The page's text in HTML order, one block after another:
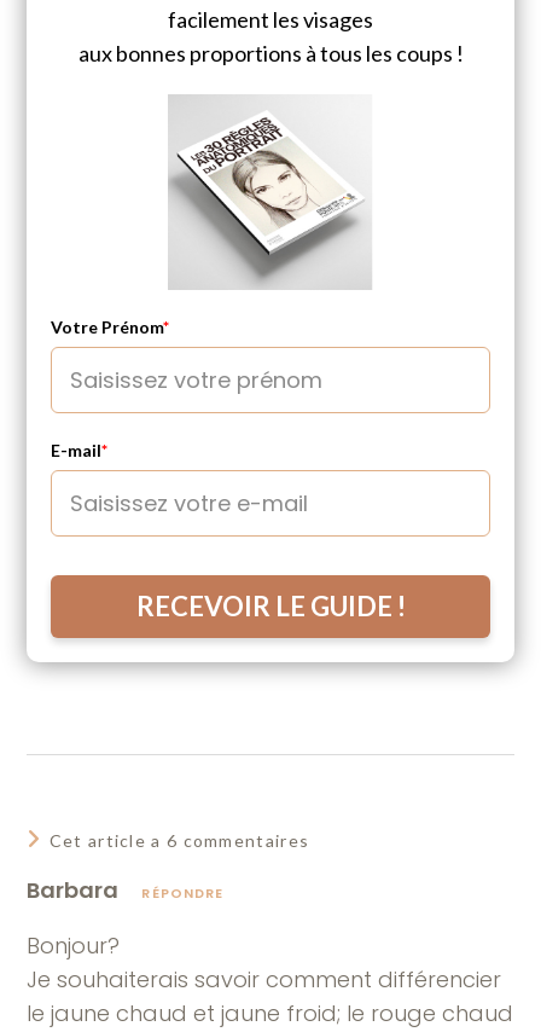
facilement les visages
aux bonnes proportions à tous les coups !
Votre Prénom*
E-mail*
RECEVOIR LE GUIDE !
Cet article a 6 commentaires
Barbara RÉPONDRE
Bonjour?
Je souhaiterais savoir comment différencier
le jaune chaud et jaune froid; le rouge chaud